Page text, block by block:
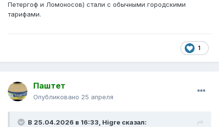
Петергоф и Ломоносов) стали с обычными городскими
тарифами.
1
Паштет
Опубликовано 25 апреля
В 25.04.2026 в 16:33, Higre сказал: